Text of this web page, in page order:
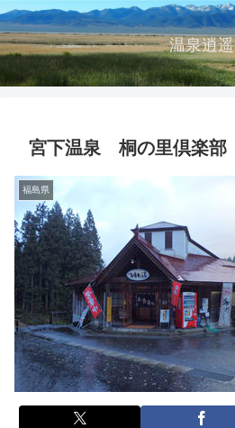
温泉逍遥
宮下温泉 桐の里倶楽部
福島県